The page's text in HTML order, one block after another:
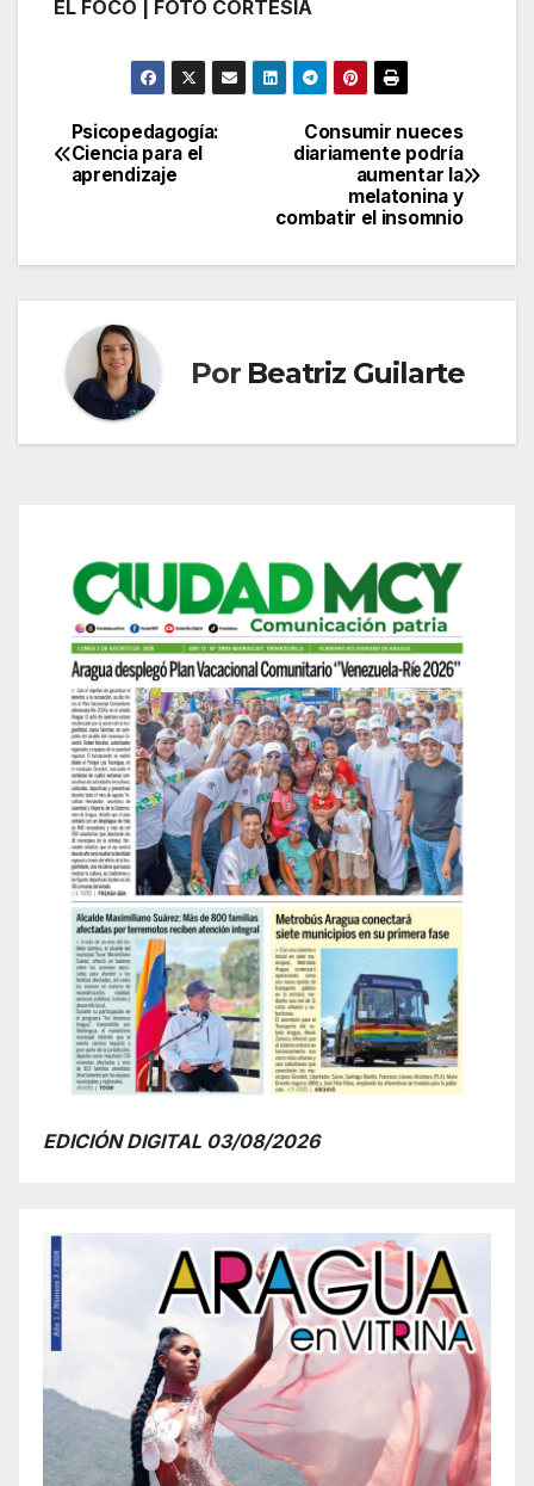
EL FOCO | FOTO CORTESÍA
Navegación
de
Consumir nueces
diariamente podría
aumentar la
melatonina y
combatir el insomnio
Psicopedagogía:
Ciencia para el
aprendizaje
Por Beatriz Guilarte
EDICIÓN DIGITAL 03/08/2026